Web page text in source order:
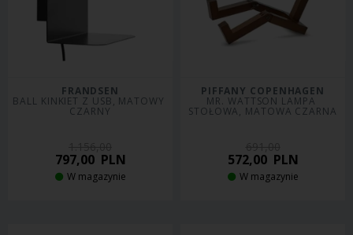
FRANDSEN
BALL KINKIET Z USB, MATOWY
CZARNY
797,00PLN
W magazynie
PIFFANY COPENHAGEN
MR. WATTSON LAMPA
STOŁOWA, MATOWA CZARNA
572,00PLN
W magazynie